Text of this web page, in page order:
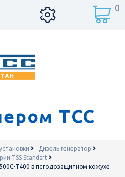
ТСС
0
Дизель генератор
TSS Standart
Т400 в погодозащитном кожухе